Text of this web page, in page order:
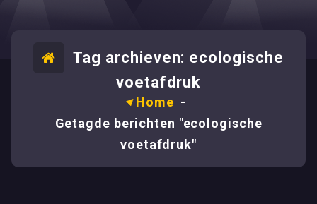
Tag archieven: ecologische
voetafdruk
Home -
Getagde berichten "ecologische
voetafdruk"